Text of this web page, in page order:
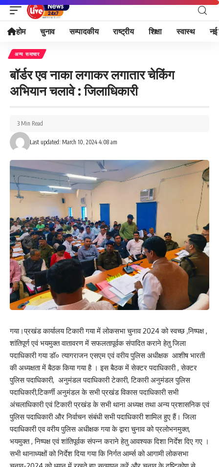
होम चुनाव सम्पादकीय राष्ट्रीय शिक्षा स्वास्थ नई
अन्य समाचार
बॉर्डर एव नाका लगाकर लगातार चेकिंग
अभियान चलावे : जिलाधिकारी
Last updated: March 10, 2024 4:08 am
3 Min Read
गया।प्रखंड कार्यालय टिकारी गया में लोकसभा चुनाव 2024 को स्वच्छ ,निष्पक्ष ,
शांतिपूर्ण एवं भयमुक्त वातावरण में सफलतापूर्वक संपादित कराने हेतु जिला
पदाधिकारी गया डॉ० त्यागराजन एसएम एवं वरीय पुलिस अधीक्षक आशीष भारती
की अध्यक्षता में बैठक किया गया है । इस बैठक में सेक्टर पदाधिकारी , सेक्टर
पुलिस पदाधिकारी, अनुमंडल पदाधिकारी टेकारी, टिकारी अनुमंडल पुलिस
पदाधिकारी,टिकर्णी अनुमंडल के सभी प्रखंड विकास पदाधिकारी सभी
अंचलाधिकारी एवं टिकारी प्रखंड के सभी थाना अध्यक्ष तथा अन्य प्रशासनिक एवं
पुलिस पदाधिकारी और निर्वाचन संबंधी सभी पदाधिकारी शामिल हुए हैं। जिला
पदाधिकारी एव वरीय पुलिस अधीक्षक गया के द्वारा चुनाव को प्रलोभनमुक्त,
भयमुक्त , निष्पक्ष एवं शांतिपूर्वक संपन्न कराने हेतु आवश्यक दिशा निर्देश दिए गए ।
सभी थानाध्यक्षों को निर्देश दिया गया कि निर्गत आर्म्स को आगामी लोकसभा